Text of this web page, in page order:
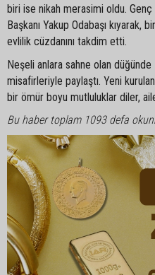
biri ise nikah merasimi oldu. Genç
Başkanı Yakup Odabaşı
evlilik cüzdanını takdim etti.
Neşeli anlara sahne olan
misafirleriyle paylaştı. Yeni
bir ömür boyu mutluluklar diler,
Bu haber toplam 1093 defa